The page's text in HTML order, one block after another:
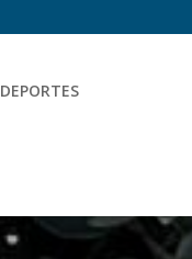
DEPORTES